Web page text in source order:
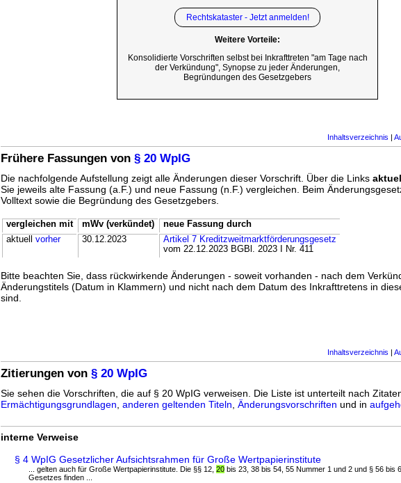
Rechtskataster - Jetzt anmelden!
Weitere Vorteile:
Konsolidierte Vorschriften selbst bei Inkrafttreten "am Tage nach
der Verkündung", Synopse zu jeder Änderungen,
Begründungen des Gesetzgebers
Inhaltsverzeichnis |
Frühere Fassungen von § 20 WpIG
Die nachfolgende Aufstellung zeigt alle Änderungen dieser Vorschrift. Über die Links
Sie jeweils alte Fassung (a.F.) und neue Fassung (n.F.) vergleichen. Beim
Volltext sowie die Begründung des Gesetzgebers.
vergleichen mit mWv (verkündet)
neue Fassung durch
aktuell vorher 30.12.2023
Artikel 7 Kreditzweitmarktförderungsgesetz
vom 22.12.2023 BGBl. 2023 I Nr. 411
Bitte beachten Sie, dass rückwirkende Änderungen - soweit vorhanden - nach dem
Änderungstitels (Datum in Klammern) und nicht nach dem Datum des Inkrafttretens in
sind.
Inhaltsverzeichnis |
Zitierungen von § 20 WpIG
Sie sehen die Vorschriften, die auf § 20 WpIG verweisen. Die Liste ist unterteilt nach
Ermächtigungsgrundlagen anderen geltenden Titeln Änderungsvorschriften und in
interne Verweise
§ 4 WpIG Gesetzlicher Aufsichtsrahmen für Große Wertpapierinstitute
... gelten auch für Große Wertpapierinstitute. Die §§ 12, 20 bis 23, 38 bis 54, 55 Nummer 1 und 2 und § 56 bis
Gesetzes finden ...